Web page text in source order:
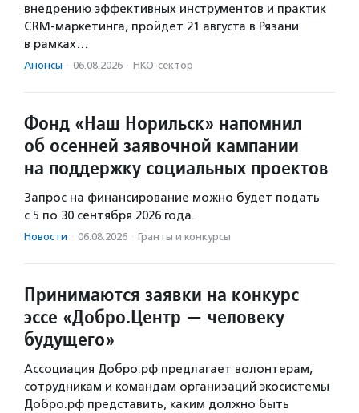
внедрению эффективных инструментов и практик
CRM-маркетинга, пройдет 21 августа в Рязани
в рамках…
Анонсы · 06.08.2026 · НКО-сектор
Фонд «Наш Норильск» напомнил
об осенней заявочной кампании
на поддержку социальных проектов
Запрос на финансирование можно будет подать
с 5 по 30 сентября 2026 года.
Новости · 06.08.2026 · Гранты и конкурсы
Принимаются заявки на конкурс
эссе «Добро.Центр — человеку
будущего»
Ассоциация Добро.рф предлагает волонтерам,
сотрудникам и командам организаций экосистемы
Добро.рф представить, каким должно быть